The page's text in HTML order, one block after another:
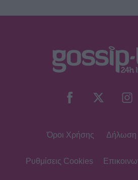
Όροι Χρήσης Δήλωση
Ρυθμίσεις Cookies